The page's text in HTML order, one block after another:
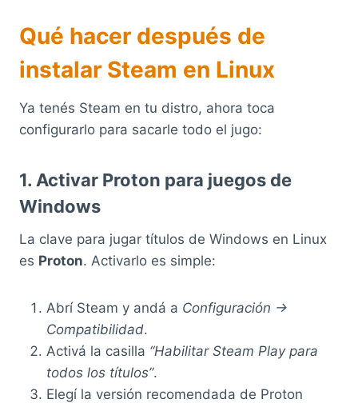
Qué hacer después de
instalar Steam en Linux
Ya tenés Steam en tu distro, ahora toca
configurarlo para sacarle todo el jugo:
1. Activar Proton para juegos de
Windows
La clave para jugar títulos de Windows en Linux
es Proton. Activarlo es simple:
Abrí Steam y andá a Configuración →
Compatibilidad.
Activá la casilla “Habilitar Steam Play para
todos los títulos”.
Elegí la versión recomendada de Proton